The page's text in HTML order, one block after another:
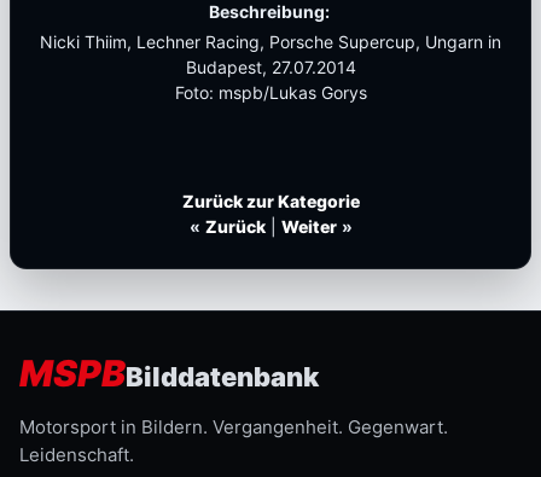
Beschreibung:
Nicki Thiim, Lechner Racing, Porsche Supercup, Ungarn in
Budapest, 27.07.2014
Foto: mspb/Lukas Gorys
Zurück zur Kategorie
« Zurück| Weiter »
MSPBBilddatenbank
Motorsport in Bildern. Vergangenheit. Gegenwart.
Leidenschaft.